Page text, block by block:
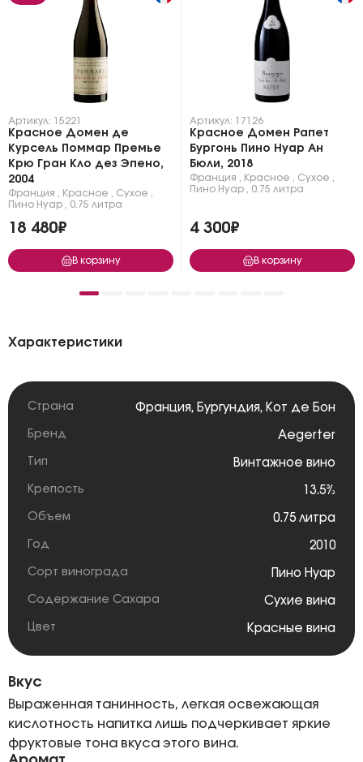
Артикул: 15221
Красное Домен де
Курсель Поммар Премье
Крю Гран Кло дез Эпено,
2004
Франция Красное Сухое
Пино Нуар
0.75 литра
18 480₽
В корзину
Артикул: 17126
Красное Домен Рапет
Бургонь Пино Нуар Ан
Бюли, 2018
Франция Красное Сухое
Пино Нуар
0.75 литра
4 300₽
В корзину
Характеристики
Страна Франция, Бургундия, Кот де Бон
Бренд Aegerter
Тип Винтажное вино
Крепость 13.5%
Объем 0.75 литра
Год 2010
Сорт винограда Пино Нуар
Содержание Сахара Сухие вина
Цвет Красные вина
Вкус
Выраженная танинность, легкая освежающая
кислотность напитка лишь подчеркивает яркие
фруктовые тона вкуса этого вина.